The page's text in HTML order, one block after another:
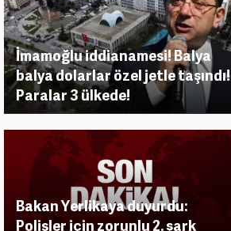
İmamoğlu iddianamesi! Balya
balya dolarlar özel jetle taşındı!
Paralar 3 ülkede!
Bakan Yerlikaya duyurdu:
Polisler için zorunlu 2. şark